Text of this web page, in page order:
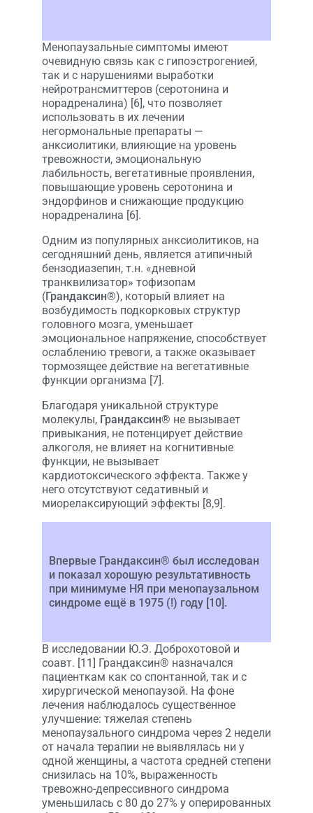
Менопаузальные симптомы имеют
очевидную связь как с гипоэстрогенией,
так и с нарушениями выработки
нейротрансмиттеров (серотонина и
норадреналина) [6], что позволяет
использовать в их лечении
негормональные препараты —
анксиолитики, влияющие на уровень
тревожности, эмоциональную
лабильность, вегетативные проявления,
повышающие уровень серотонина и
эндорфинов и снижающие продукцию
норадреналина [6].
Одним из популярных анксиолитиков, на
сегодняшний день, является атипичный
бензодиазепин, т.н. «дневной
транквилизатор» тофизопам
(Грандаксин®), который влияет на
возбудимость подкорковых структур
головного мозга, уменьшает
эмоциональное напряжение, способствует
ослаблению тревоги, а также оказывает
тормозящее действие на вегетативные
функции организма [7].
Благодаря уникальной структуре
молекулы, Грандаксин® не вызывает
привыкания, не потенцирует действие
алкоголя, не влияет на когнитивные
функции, не вызывает
кардиотоксического эффекта. Также у
него отсутствуют седативный и
миорелаксирующий эффекты [8,9].
Впервые Грандаксин® был исследован
и показал хорошую результативность
при минимуме НЯ при менопаузальном
синдроме ещё в 1975 (!) году [10].
В исследовании Ю.Э. Доброхотовой и
соавт. [11] Грандаксин® назначался
пациенткам как со спонтанной, так и с
хирургической менопаузой. На фоне
лечения наблюдалось существенное
улучшение: тяжелая степень
менопаузального синдрома через 2 недели
от начала терапии не выявлялась ни у
одной женщины, а частота средней степени
снизилась на 10%, выраженность
тревожно-депрессивного синдрома
уменьшилась с 80 до 27% у оперированных